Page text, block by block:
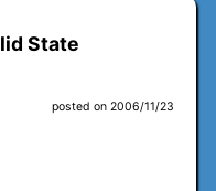
State
posted on 2006/11/23